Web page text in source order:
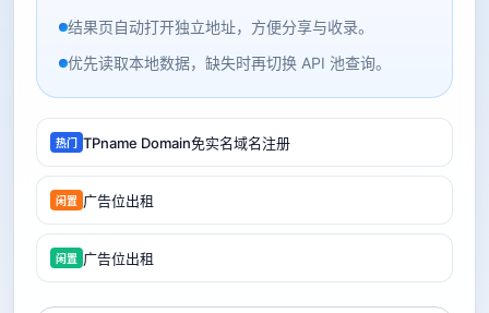
结果页自动打开独立地址，方便分享与收录。
优先读取本地数据，缺失时再切换 API 池查询。
热门 TPname Domain免实名域名注册
闲置 广告位出租
闲置 广告位出租